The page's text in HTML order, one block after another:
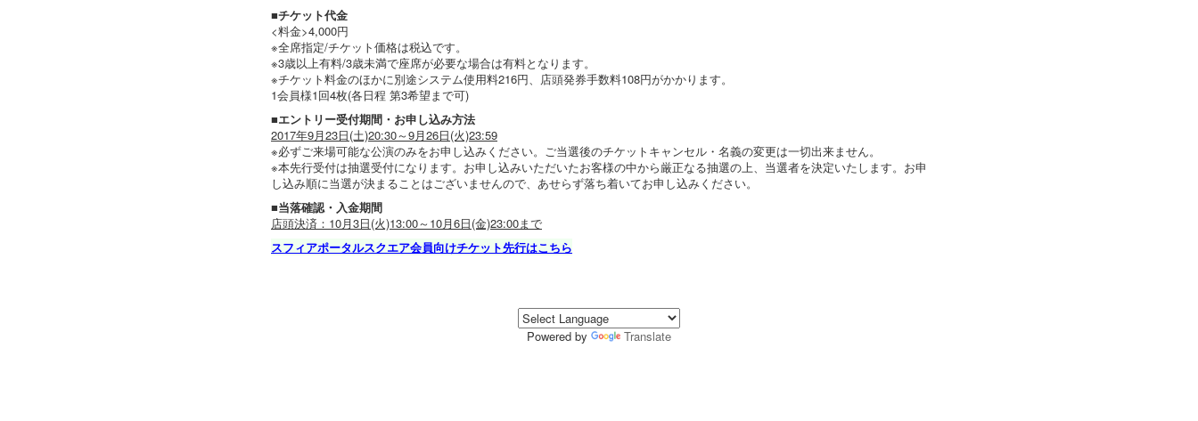
■チケット代金
<料金>4,000円
※全席指定/チケット価格は税込です。
※3歳以上有料/3歳未満で座席が必要な場合は有料となります。
※チケット料金のほかに別途システム使用料216円、店頭発券手数料108円がかかります。
1会員様1回4枚(各日程 第3希望まで可)
■エントリー受付期間・お申し込み方法
2017年9月23日(土)20:30～9月26日(火)23:59
※必ずご来場可能な公演のみをお申し込みください。ご当選後のチケットキャンセル・名義の変更は一切出来ません。
※本先行受付は抽選受付になります。お申し込みいただいたお客様の中から厳正なる抽選の上、当選者を決定いたします。お申
し込み順に当選が決まることはございませんので、あせらず落ち着いてお申し込みください。
■当落確認・入金期間
店頭決済：10月3日(火)13:00～10月6日(金)23:00まで
スフィアポータルスクエア会員向けチケット先行はこちら
Powered by Translate